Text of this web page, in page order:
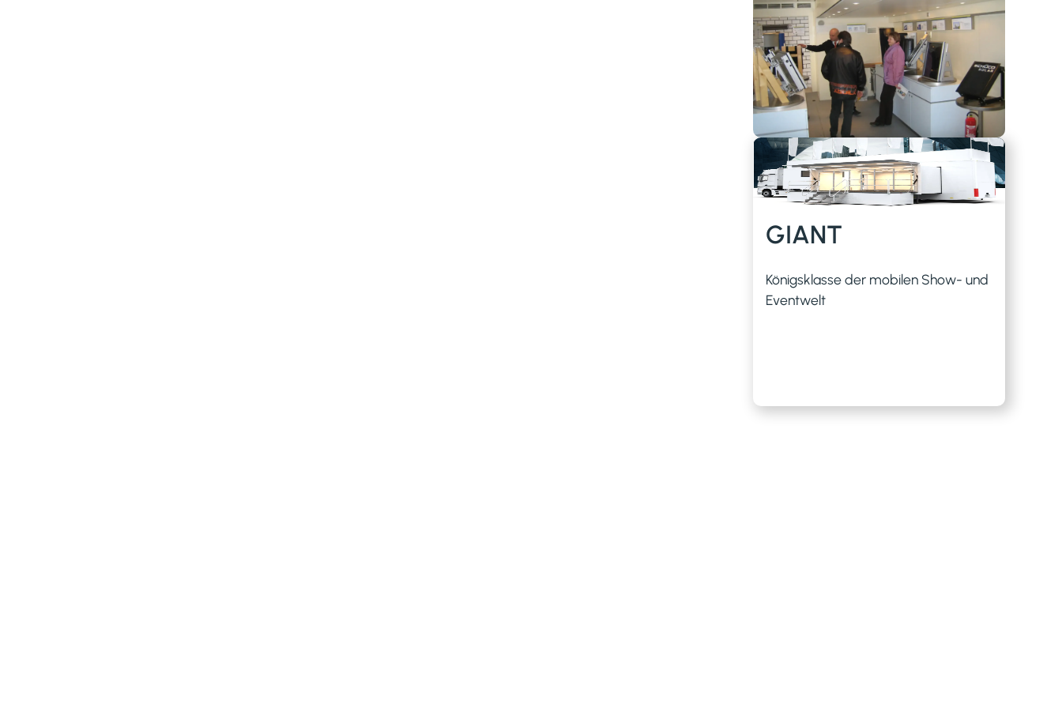
GIANT
Königsklasse der mobilen Show- und
Eventwelt